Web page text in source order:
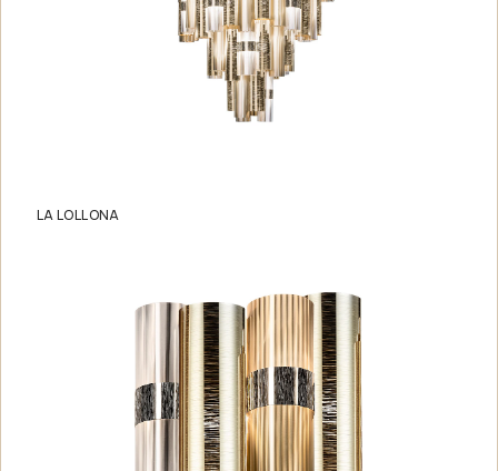
LA LOLLONA